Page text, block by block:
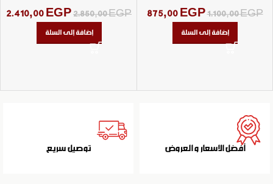
1.100,00EGP
875,00 EGP
إضافة إلى السلة
2.850,00EGP
2.410,00 EGP
إضافة إلى السلة
أفضل الاسعار و العروض توصيل سريع